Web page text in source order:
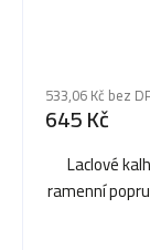
produktu
je
z
533,06 Kč bez
645 Kč
Laclové
ramenní